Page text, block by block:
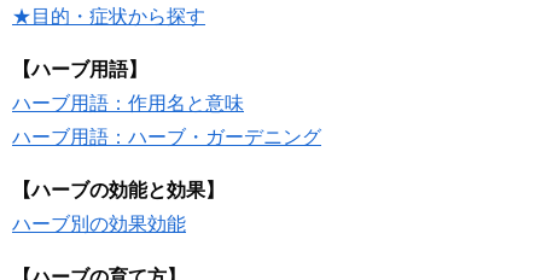
★目的・症状から探す
【ハーブ用語】
ハーブ用語：作用名と意味
ハーブ用語：ハーブ・ガーデニング
【ハーブの効能と効果】
ハーブ別の効果効能